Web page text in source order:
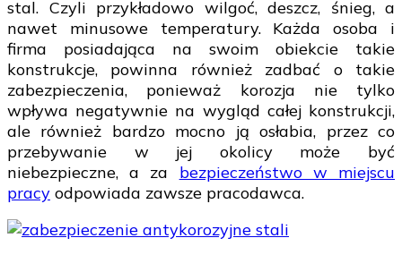
stal. Czyli przykładowo wilgoć, deszcz, śnieg, a
nawet minusowe temperatury. Każda osoba i
firma posiadająca na swoim obiekcie takie
konstrukcje, powinna również zadbać o takie
zabezpieczenia, ponieważ korozja nie tylko
wpływa negatywnie na wygląd całej konstrukcji,
ale również bardzo mocno ją osłabia, przez co
przebywanie w jej okolicy może być
niebezpieczne, a za bezpieczeństwo w miejscu
pracy odpowiada zawsze pracodawca.